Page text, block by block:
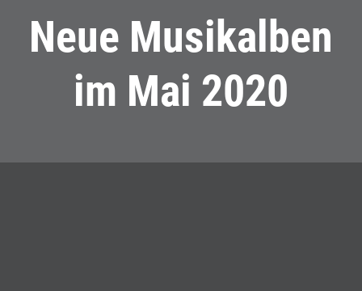
Neue Musikalben
im Mai 2020